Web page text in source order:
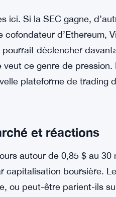
sur cet angle dans les
la communauté XRP
précis où de mauvaises
ignorées ou les a
parce qu’il pense que
cofondateur d’Ethereum,
déclencher
veut ce genre de
plateforme de trading